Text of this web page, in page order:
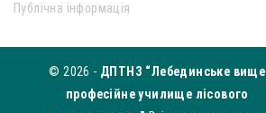
Публічна інформація
© 2026 - ДПТНЗ “Лебединське вище
професійне училище лісового